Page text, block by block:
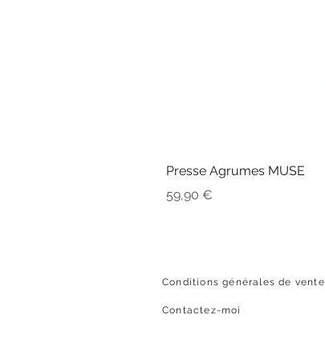
Presse Agrumes MUSE
Prix
59,90 €
Conditions générales de vente
Contactez-moi